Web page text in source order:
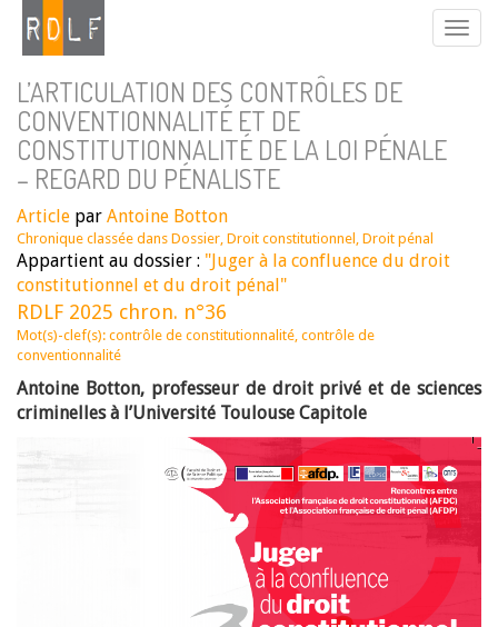
L’ARTICULATION DES CONTRÔLES DE
CONVENTIONNALITÉ ET DE
CONSTITUTIONNALITÉ DE LA LOI PÉNALE
– REGARD DU PÉNALISTE
Article par Antoine Botton
Chronique classée dans Dossier, Droit constitutionnel , Droit pénal
Appartient au dossier : "Juger à la confluence du droit
constitutionnel et du droit pénal"
RDLF 2025 chron. n°36
Mot(s)-clef(s): contrôle de constitutionnalité, contrôle de
conventionnalité
Antoine Botton, professeur de droit privé et de sciences
criminelles à l’Université Toulouse Capitole